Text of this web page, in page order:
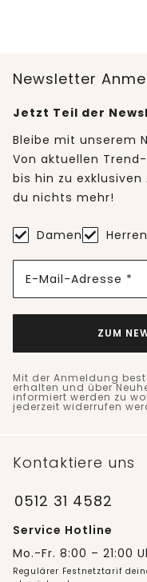
Newsletter
Jetzt Teil der
Bleibe mit unserem
Von aktuellen
bis hin zu
du nichts mehr!
Damen Herren
E-Mail-Adresse *
ZUM
Mit der Anmeldung
erhalten und über
informiert werden zu
jederzeit widerrufen
Kontaktiere uns
0512 31 4582
Service Hotline
Mo.-Fr. 8:00 – 21:00
Regulärer Festnetztarif